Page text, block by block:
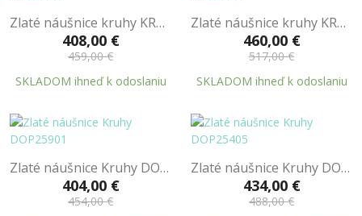
Zlaté náušnice kruhy KRU25103
408,00 €
459,00 €
SKLADOM ihneď k odoslaniu
Zlaté náušnice kruhy KRU25101
460,00 €
517,00 €
SKLADOM ihneď k odoslaniu
Zlaté náušnice Kruhy DOP25901
404,00 €
454,00 €
Zlaté náušnice Kruhy DOP25405
434,00 €
488,00 €